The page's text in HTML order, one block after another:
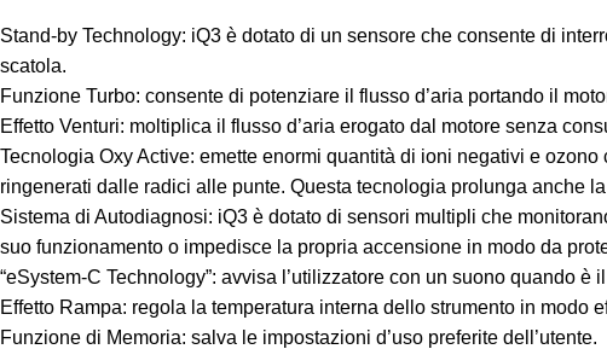
Stand-by Technology: iQ3 è dotato di un sensore che consente di
scatola.
Funzione Turbo: consente di potenziare il flusso d’aria portando il
Effetto Venturi: moltiplica il flusso d’aria erogato dal motore senza
Tecnologia Oxy Active: emette enormi quantità di ioni negativi e
ringenerati dalle radici alle punte. Questa tecnologia prolunga anche
Sistema di Autodiagnosi: iQ3 è dotato di sensori multipli che
suo funzionamento o impedisce la propria accensione in modo da
“eSystem-C Technology”: avvisa l’utilizzatore con un suono quando è
Effetto Rampa: regola la temperatura interna dello strumento in modo
Funzione di Memoria: salva le impostazioni d’uso preferite dell’utente.